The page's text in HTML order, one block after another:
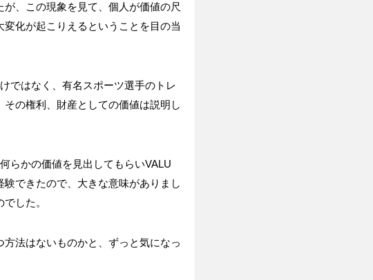
、この現象を見て、個人が価値の尺
化が起こりえるということを目の当
ではなく、有名スポーツ選手のトレ
の権利、財産としての価値は説明し
らかの価値を見出してもらいVALU
できたので、大きな意味がありまし
した。
法はないものかと、ずっと気になっ